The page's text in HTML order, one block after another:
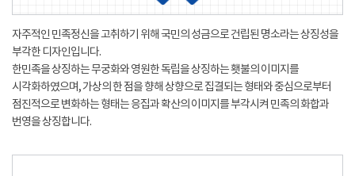
자주적인 민족정신을 고취하기 위해 국민의 성금으로 건립된 명소라는 상징성을
부각한 디자인입니다.
한민족을 상징하는 무궁화와 영원한 독립을 상징하는 횃불의 이미지를
시각화하였으며, 가상의 한 점을 향해 상향으로 집결되는 형태와 중심으로부터
점진적으로 변화하는 형태는 응집과 확산의 이미지를 부각시켜 민족의 화합과
번영을 상징합니다.